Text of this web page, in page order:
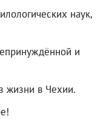
наук,
и
жизни в Чехии.